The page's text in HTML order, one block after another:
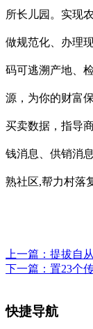
所长儿园。实现
做规范化、办理
码可逃溯产地、
源，为你的财富
买卖数据，指导
钱消息、供销消
熟社区,帮力村落
上一篇： 提拔自
下一篇： 置23个
快捷导航